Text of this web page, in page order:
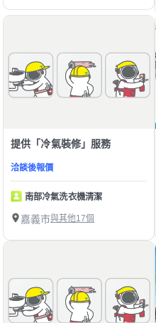
提供「冷氣裝修」服務
洽談後報價
南部冷氣洗衣機清潔
嘉義市與其他17個